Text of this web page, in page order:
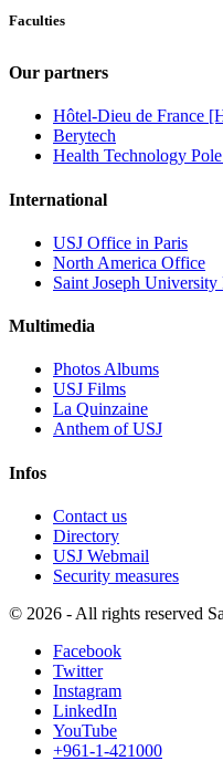
Faculties
Our partners
Hôtel-Dieu de France
Berytech
Health Technology
International
USJ Office in Paris
North America Office
Saint Joseph
Multimedia
Photos Albums
USJ Films
La Quinzaine
Anthem of USJ
Infos
Contact us
Directory
USJ Webmail
Security measures
© 2026 - All rights reserved
Facebook
Twitter
Instagram
LinkedIn
YouTube
+961-1-421000